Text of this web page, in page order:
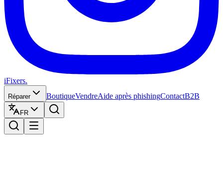
iFixers.
Réparer BoutiqueVendreAide après phishingContactB2B
FR